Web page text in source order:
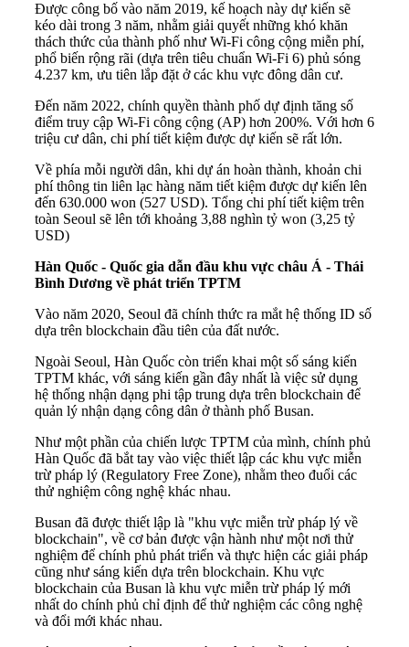
Được công bố vào năm 2019, kế hoạch này dự kiến sẽ
kéo dài trong 3 năm, nhằm giải quyết những khó khăn
thách thức của thành phố như Wi-Fi công cộng miễn phí,
phổ biến rộng rãi (dựa trên tiêu chuẩn Wi-Fi 6) phủ sóng
4.237 km, ưu tiên lắp đặt ở các khu vực đông dân cư.
Đến năm 2022, chính quyền thành phố dự định tăng số
điểm truy cập Wi-Fi công cộng (AP) hơn 200%. Với hơn 6
triệu cư dân, chi phí tiết kiệm được dự kiến sẽ rất lớn.
Về phía mỗi người dân, khi dự án hoàn thành, khoản chi
phí thông tin liên lạc hàng năm tiết kiệm được dự kiến lên
đến 630.000 won (527 USD). Tổng chi phí tiết kiệm trên
toàn Seoul sẽ lên tới khoảng 3,88 nghìn tỷ won (3,25 tỷ
USD)
Hàn Quốc - Quốc gia dẫn đầu khu vực châu Á - Thái
Bình Dương về phát triển TPTM
Vào năm 2020, Seoul đã chính thức ra mắt hệ thống ID số
dựa trên blockchain đầu tiên của đất nước.
Ngoài Seoul, Hàn Quốc còn triển khai một số sáng kiến
TPTM khác, với sáng kiến gần đây nhất là việc sử dụng
hệ thống nhận dạng phi tập trung dựa trên blockchain để
quản lý nhận dạng công dân ở thành phố Busan.
Như một phần của chiến lược TPTM của mình, chính phủ
Hàn Quốc đã bắt tay vào việc thiết lập các khu vực miễn
trừ pháp lý (Regulatory Free Zone), nhằm theo đuổi các
thử nghiệm công nghệ khác nhau.
Busan đã được thiết lập là "khu vực miễn trừ pháp lý về
blockchain", về cơ bản được vận hành như một nơi thử
nghiệm để chính phủ phát triển và thực hiện các giải pháp
cũng như sáng kiến dựa trên blockchain. Khu vực
blockchain của Busan là khu vực miễn trừ pháp lý mới
nhất do chính phủ chỉ định để thử nghiệm các công nghệ
và đổi mới khác nhau.